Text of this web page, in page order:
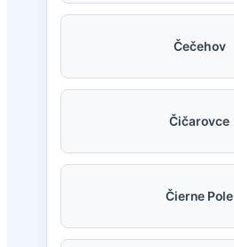
Čečehov
Čičarovce
Čierne Pole